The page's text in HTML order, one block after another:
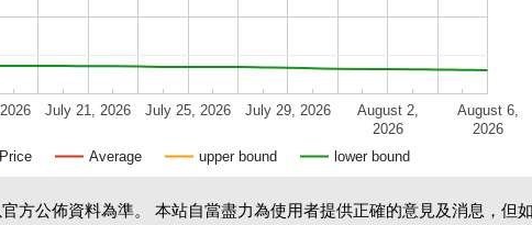
Price Average upper bound lower bound
July 21, 2026 July 25, 2026 July 29, 2026
August 2,
2026
August 6,
2026
方公佈資料為準。 本站自當盡力為使用者提供正確的意見及消息，但